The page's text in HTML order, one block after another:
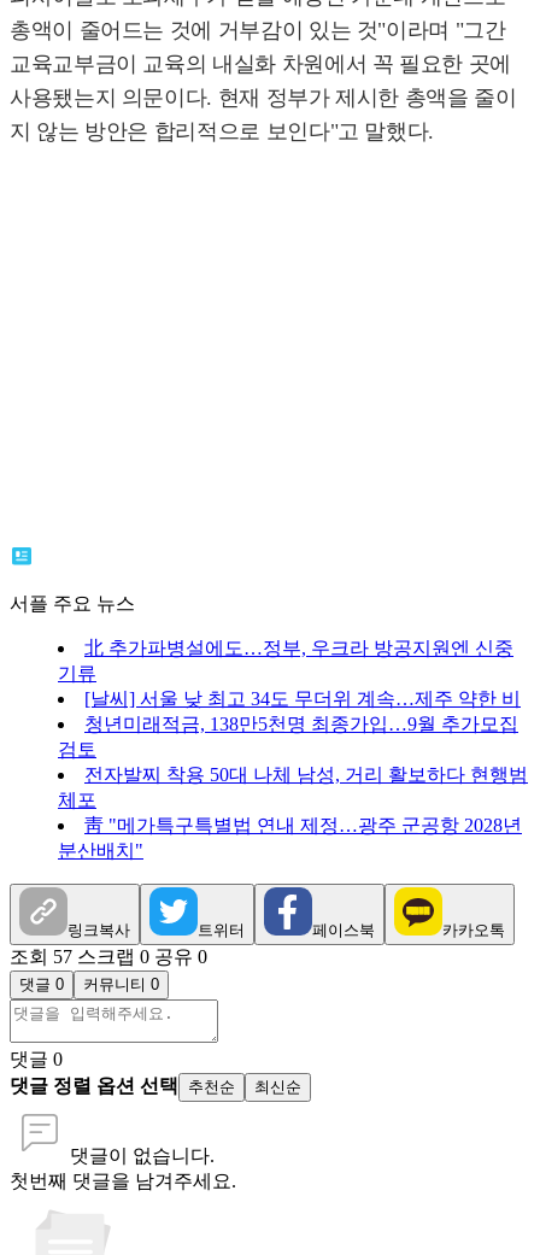
총액이 줄어드는 것에 거부감이 있는 것"이라며 "그간
교육교부금이 교육의 내실화 차원에서 꼭 필요한 곳에
사용됐는지 의문이다. 현재 정부가 제시한 총액을 줄이
지 않는 방안은 합리적으로 보인다"고 말했다.
서플 주요 뉴스
北 추가파병설에도…정부, 우크라 방공지원엔 신중
기류
[날씨] 서울 낮 최고 34도 무더위 계속…제주 약한 비
청년미래적금, 138만5천명 최종가입…9월 추가모집
검토
전자발찌 착용 50대 나체 남성, 거리 활보하다 현행범
체포
靑 "메가특구특별법 연내 제정…광주 군공항 2028년
분산배치"
링크복사 트위터 페이스북 카카오톡
조회 57 스크랩 0 공유 0
댓글 0 커뮤니티 0
댓글 0
댓글 정렬 옵션 선택
추천순 최신순
댓글이 없습니다.
첫번째 댓글을 남겨주세요.